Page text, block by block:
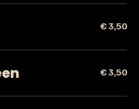
€ 3,50
€ 3,50